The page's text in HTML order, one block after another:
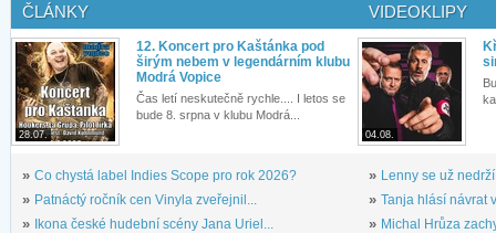
ČLÁNKY
28.07.
12. Koncert pro Kaštánka pod
širým nebem v legendárním klubu
Modrá Vopice
Čas letí neskutečně rychle.... I letos se
bude 8. srpna v klubu Modrá...
» Co chystá label Indies Scope pro rok 2026?
» Patnáctý ročník cen Vinyla zveřejnil...
»
Ikona české hudební scény Jana Uriel...
VIDEOKLIPY
04.08.
» Lenny se už
» Tanja hlásí návrat
» Michal Hrůza